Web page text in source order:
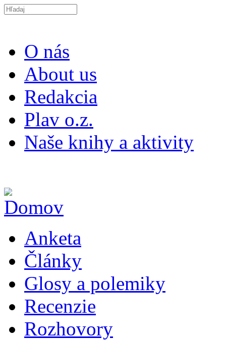
Skočiť na hlavný obsah
Search this site
O nás
About us
Redakcia
Plav o.z.
Naše knihy a aktivity
PlavAnketa
Články
Glosy a polemiky
Recenzie
Rozhovory